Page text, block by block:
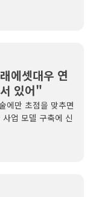
에셋대우 연
있어"
에만 초점을 맞추면
업 모델 구축에 신